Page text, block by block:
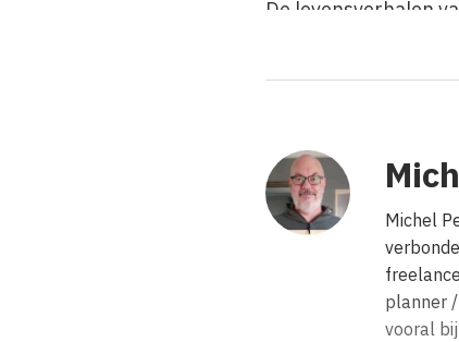
De levensverhalen
Hoe uit zoveel
vaak niet. Maar is
zoveel intrigerender
horen geen grote
Het zijn getuigen va
dan dat van de
die ons een blik
Michel
planner
vooral